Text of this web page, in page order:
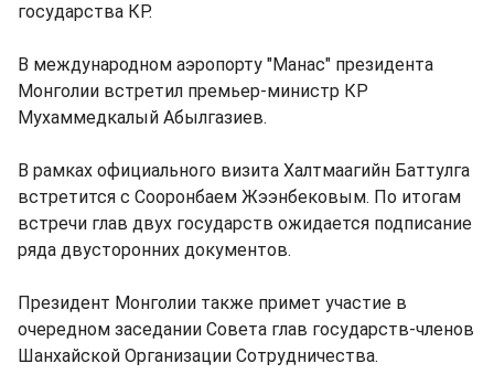
государства КР.
В международном аэропорту "Манас" президента
Монголии встретил премьер-министр КР
Мухаммедкалый Абылгазиев.
В рамках официального визита Халтмаагийн Баттулга
встретится с Сооронбаем Жээнбековым. По итогам
встречи глав двух государств ожидается подписание
ряда двусторонних документов.
Президент Монголии также примет участие в
очередном заседании Совета глав государств-членов
Шанхайской Организации Сотрудничества.